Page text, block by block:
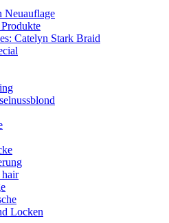
Neuauflage
Catelyn Stark Braid
Locken